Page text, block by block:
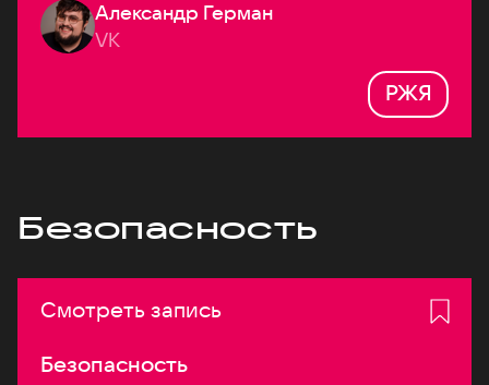
системах
Александр Герман
VK
РЖЯ
Безопасность
Смотреть запись
Безопасность